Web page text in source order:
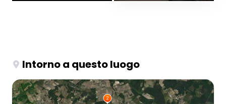
Intorno a questo luogo